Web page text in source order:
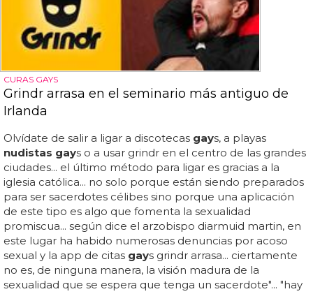
CURAS GAYS
Grindr arrasa en el seminario más antiguo de
Irlanda
Olvídate de salir a ligar a discotecas gays, a playas
nudistas gays o a usar grindr en el centro de las grandes
ciudades... el último método para ligar es gracias a la
iglesia católica... no solo porque están siendo preparados
para ser sacerdotes célibes sino porque una aplicación
de este tipo es algo que fomenta la sexualidad
promiscua... según dice el arzobispo diarmuid martin, en
este lugar ha habido numerosas denuncias por acoso
sexual y la app de citas gays grindr arrasa... ciertamente
no es, de ninguna manera, la visión madura de la
sexualidad que se espera que tenga un sacerdote"... "hay